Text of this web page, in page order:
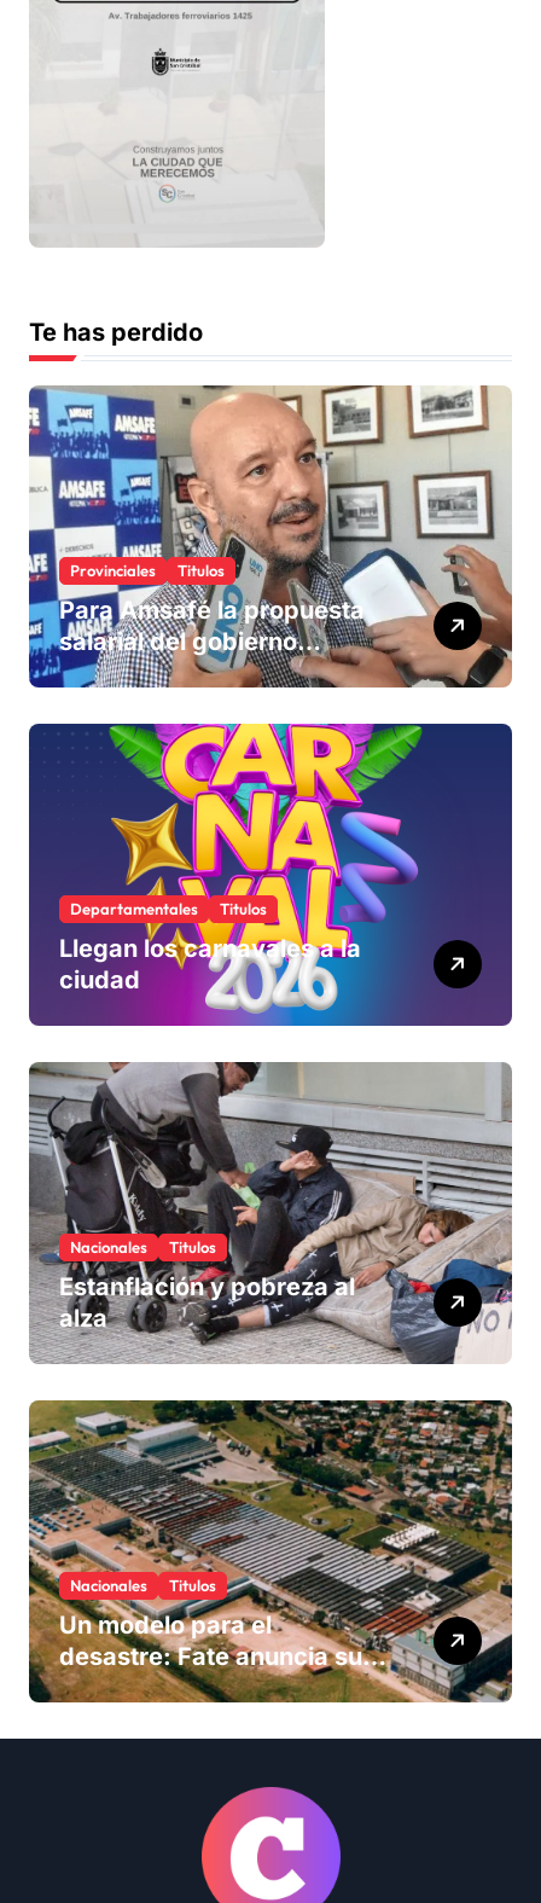
Te has perdido
Provinciales Titulos
Para Amsafé la propuesta
salarial del gobierno
«queda corta» y el viernes
rechaza
Departamentales Titulos
Llegan los carnavales a la
ciudad
Nacionales Titulos
Estanflación y pobreza al
alza
Nacionales Titulos
Un modelo para el
desastre: Fate anuncia su
cierre definitivo y despide a